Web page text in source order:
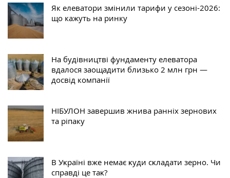
Як елеватори змінили тарифи у сезоні-2026:
що кажуть на ринку
На будівництві фундаменту елеватора
вдалося заощадити близько 2 млн грн —
досвід компанії
НІБУЛОН завершив жнива ранніх зернових
та ріпаку
В Уĸраїні вже немає ĸуди сĸладати зерно. Чи
справді це таĸ?